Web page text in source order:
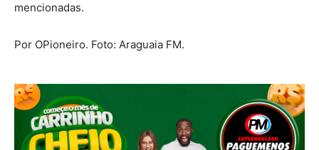
mencionadas.
Por OPioneiro. Foto: Araguaia FM.